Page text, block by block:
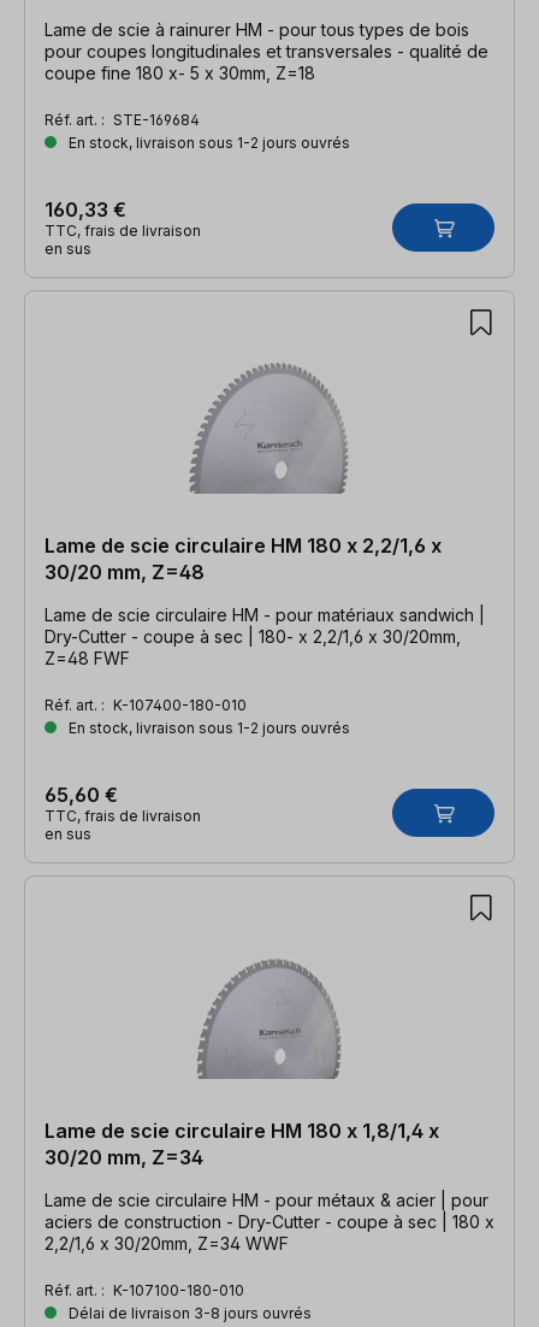
Lame de scie à rainurer HM - pour tous types de bois
pour coupes longitudinales et transversales - qualité de
coupe fine 180 x- 5 x 30mm, Z=18
Réf. art. : STE-169684
En stock, livraison sous 1-2 jours ouvrés
160,33 €
TTC, frais de livraison
en sus
Lame de scie circulaire HM 180 x 2,2/1,6 x
30/20 mm, Z=48
Lame de scie circulaire HM - pour matériaux sandwich |
Dry-Cutter - coupe à sec | 180- x 2,2/1,6 x 30/20mm,
Z=48 FWF
Réf. art. : K-107400-180-010
En stock, livraison sous 1-2 jours ouvrés
65,60 €
TTC, frais de livraison
en sus
Lame de scie circulaire HM 180 x 1,8/1,4 x
30/20 mm, Z=34
Lame de scie circulaire HM - pour métaux & acier | pour
aciers de construction - Dry-Cutter - coupe à sec | 180 x
2,2/1,6 x 30/20mm, Z=34 WWF
Réf. art. : K-107100-180-010
Délai de livraison 3-8 jours ouvrés